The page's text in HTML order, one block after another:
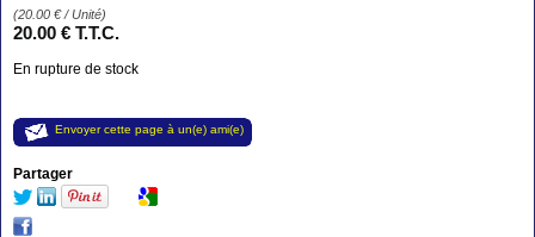
(20.00 €/ Unité)
20.00 € T.T.C.
En rupture de stock
Envoyer cette page à un(e) ami(e)
Partager